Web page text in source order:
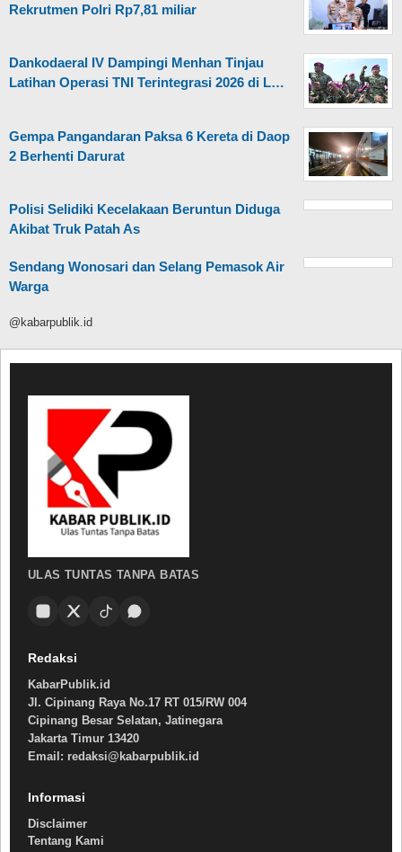
Rekrutmen Polri Rp7,81 miliar
Dankodaeral IV Dampingi Menhan Tinjau
Latihan Operasi TNI Terintegrasi 2026 di L…
Gempa Pangandaran Paksa 6 Kereta di Daop
2 Berhenti Darurat
Polisi Selidiki Kecelakaan Beruntun Diduga
Akibat Truk Patah As
Sendang Wonosari dan Selang Pemasok Air
Warga
@kabarpublik.id
ULAS TUNTAS TANPA BATAS
Redaksi
KabarPublik.id
Jl. Cipinang Raya No.17 RT 015/RW 004
Cipinang Besar Selatan, Jatinegara
Jakarta Timur 13420
Email: redaksi@kabarpublik.id
Informasi
Disclaimer
Tentang Kami